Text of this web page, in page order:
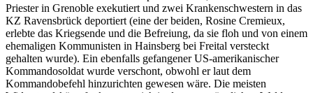
Priester in Grenoble exekutiert und zwei Krankenschwestern in das
KZ Ravensbrück deportiert (eine der beiden, Rosine Cremieux,
erlebte das Kriegsende und die Befreiung, da sie floh und von einem
ehemaligen Kommunisten in Hainsberg bei Freital versteckt
gehalten wurde). Ein ebenfalls gefangener US-amerikanischer
Kommandosoldat wurde verschont, obwohl er laut dem
Kommandobefehl hinzurichten gewesen wäre. Die meisten